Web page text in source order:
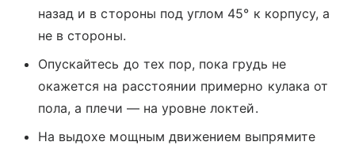
назад и в стороны под углом 45° к корпусу, а
не в стороны.
Опускайтесь до тех пор, пока грудь не
окажется на расстоянии примерно кулака от
пола, а плечи — на уровне локтей.
На выдохе мощным движением выпрямите